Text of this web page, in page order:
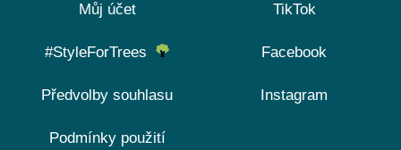
Můj účet
#StyleForTrees
Předvolby souhlasu
Podmínky použití
TikTok
Facebook
Instagram